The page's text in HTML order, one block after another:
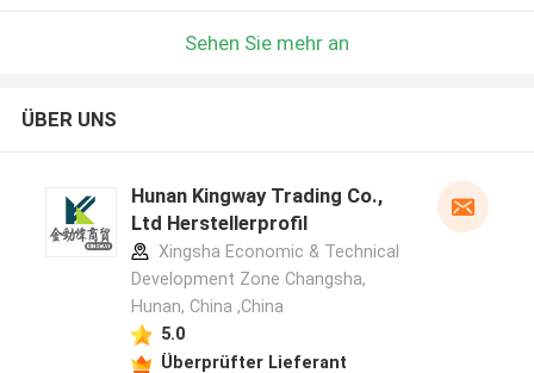
Sehen Sie mehr an
ÜBER UNS
Hunan Kingway Trading Co.,
Ltd Herstellerprofil
Xingsha Economic & Technical
Development Zone Changsha,
Hunan, China ,China
5.0
Überprüfter Lieferant